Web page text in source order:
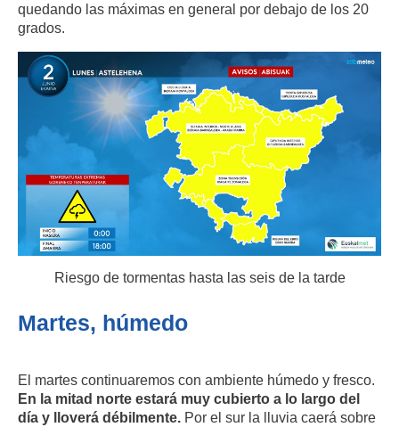
quedando las máximas en general por debajo de los 20
grados.
Riesgo de tormentas hasta las seis de la tarde
Martes, húmedo
El martes continuaremos con ambiente húmedo y fresco.
En la mitad norte estará muy cubierto a lo largo del
día y lloverá débilmente. Por el sur la lluvia caerá sobre